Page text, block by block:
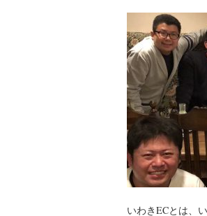
いわきECとは、